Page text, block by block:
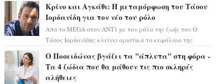
Κρίνο και Αγκάθι: Η μεταμόρφωση του Τάσου
Ιορδανίδη για τον νέο του ρόλο
Από το MEGA στον ΑΝΤ1 με τον ρόλο της ζωής του Ο
Τάσος Ιορδανίδης κλείνει οριστικά το κεφάλαιο της
Ο Ποσειδώνας βγάζει τα "άπλυτα" στη φόρα -
Τα 4 ζώδια που θα μάθουν τις πιο σκληρές
αλήθειες